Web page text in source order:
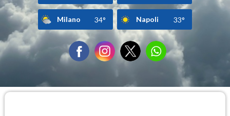
Milano 34° Napoli 33°